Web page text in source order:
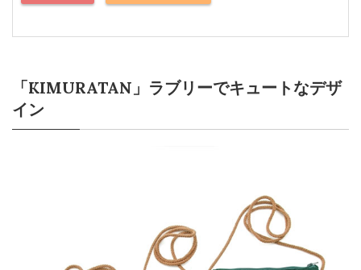
「KIMURATAN」ラブリーでキュートなデザ
イン